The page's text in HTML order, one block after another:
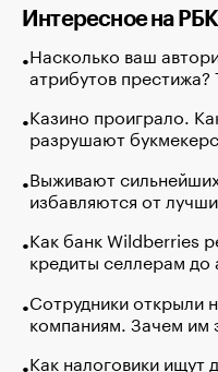
Интересное на РБК
Насколько ваш
атрибутов престижа?
Казино проиграло.
разрушают
Выживают
избавляются от
Как банк Wildberries
кредиты селлерам до
Сотрудники открыли
компаниям. Зачем им
Как налоговики ищут